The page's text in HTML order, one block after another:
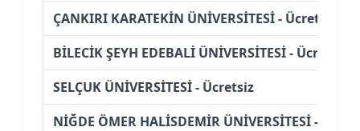
ÇANKIRI KARATEKİN ÜNİVERSİTESİ - Ücretsiz
BİLECİK ŞEYH EDEBALİ ÜNİVERSİTESİ - Ücretsiz
SELÇUK ÜNİVERSİTESİ - Ücretsiz
NİĞDE ÖMER HALİSDEMİR ÜNİVERSİTESİ -